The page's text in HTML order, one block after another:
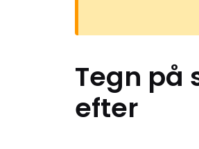
Tegn på
efter